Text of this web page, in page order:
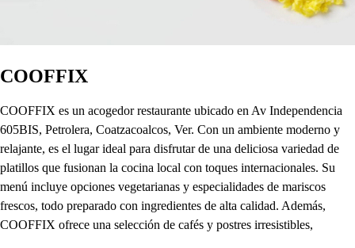
COOFFIX
COOFFIX es un acogedor restaurante ubicado en Av Independencia
605BIS, Petrolera, Coatzacoalcos, Ver. Con un ambiente moderno y
relajante, es el lugar ideal para disfrutar de una deliciosa variedad de
platillos que fusionan la cocina local con toques internacionales. Su
menú incluye opciones vegetarianas y especialidades de mariscos
frescos, todo preparado con ingredientes de alta calidad. Además,
COOFFIX ofrece una selección de cafés y postres irresistibles,